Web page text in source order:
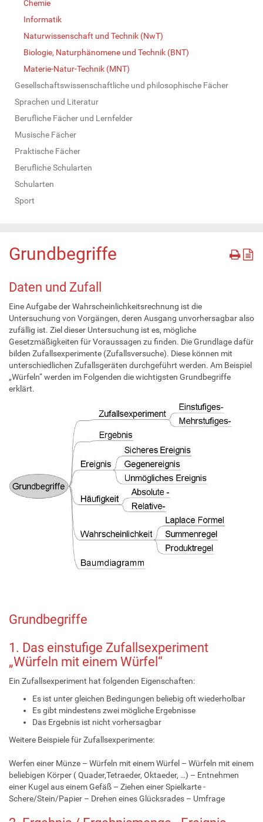
Chemie
Informatik
Naturwissenschaft und Technik (NwT)
Biologie, Naturphänomene und Technik (BNT)
Materie-Natur-Technik (MNT)
Gesellschaftswissenschaftliche und philosophische Fächer
Sprachen und Literatur
Berufliche Fächer und Lernfelder
Musische Fächer
Praktische Fächer
Berufliche Schularten
Schularten
Sport
Grundbegriffe
Daten und Zufall
Eine Aufgabe der Wahrscheinlichkeitsrechnung ist die
Untersuchung von Vorgängen, deren Ausgang unvorhersagbar also
zufällig ist. Ziel dieser Untersuchung ist es, mögliche
Gesetzmäßigkeiten für Voraussagen zu finden. Die Grundlage dafür
bilden Zufallsexperimente (Zufallsversuche). Diese können mit
unterschiedlichen Zufallsgeräten durchgeführt werden. Am Beispiel
„Würfeln“ werden im Folgenden die wichtigsten Grundbegriffe
erklärt.
Grundbegriffe
1. Das einstufige Zufallsexperiment
„Würfeln mit einem Würfel“
Ein Zufallsexperiment hat folgenden Eigenschaften:
Es ist unter gleichen Bedingungen beliebig oft wiederholbar
Es gibt mindestens zwei mögliche Ergebnisse
Das Ergebnis ist nicht vorhersagbar
Weitere Beispiele für Zufallsexperimente:
Werfen einer Münze – Würfeln mit einem Würfel – Würfeln mit einem
beliebigen Körper ( Quader,Tetraeder, Oktaeder, …) – Entnehmen
einer Kugel aus einem Gefäß – Ziehen einer Spielkarte -
Schere/Stein/Papier – Drehen eines Glücksrades – Umfrage